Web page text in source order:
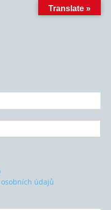
údajů
Translate »